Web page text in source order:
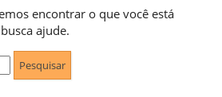
encontrar o que você está
ajude.